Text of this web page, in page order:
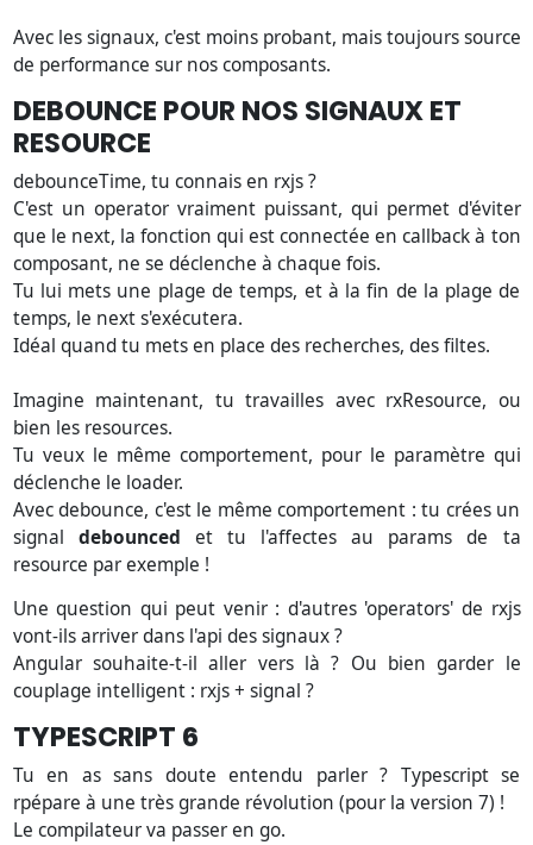
Avec les signaux, c'est moins probant, mais toujours source
de performance sur nos composants.
DEBOUNCE POUR NOS SIGNAUX ET
RESOURCE
debounceTime, tu connais en rxjs ?
C'est un operator vraiment puissant, qui permet d'éviter
que le next, la fonction qui est connectée en callback à ton
composant, ne se déclenche à chaque fois.
Tu lui mets une plage de temps, et à la fin de la plage de
temps, le next s'exécutera.
Idéal quand tu mets en place des recherches, des filtes.
Imagine maintenant, tu travailles avec rxResource, ou
bien les resources.
Tu veux le même comportement, pour le paramètre qui
déclenche le loader.
Avec debounce, c'est le même comportement : tu crées un
signal debounced et tu l'affectes au params de ta
resource par exemple !
Une question qui peut venir : d'autres 'operators' de rxjs
vont-ils arriver dans l'api des signaux ?
Angular souhaite-t-il aller vers là ? Ou bien garder le
couplage intelligent : rxjs + signal ?
TYPESCRIPT 6
Tu en as sans doute entendu parler ? Typescript se
rpépare à une très grande révolution (pour la version 7) !
Le compilateur va passer en go.